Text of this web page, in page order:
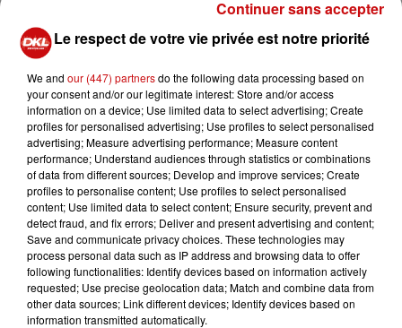
Le 26 novembre 2026 de 20h30 à 23h59
JEANFI JANSSENS FESTIVAL DE L'HUMOUR
COLMAR
Le respect de votre vie privée est notre priorité
We and our (447) partnersdo the following data processing based on
your consent and/or our legitimate interest: Store and/or access
information on a device; Use limited data to select advertising; Create
profiles for personalised advertising; Use profiles to select personalised
advertising; Measure advertising performance; Measure content
performance; Understand audiences through statistics or combinations
of data from different sources; Develop and improve services; Create
profiles to personalise content; Use profiles to select personalised
content; Use limited data to select content; Ensure security, prevent and
detect fraud, and fix errors; Deliver and present advertising and content;
Save and communicate privacy choices. These technologies may
process personal data such as IP address and browsing data to offer
following functionalities: Identify devices based on information actively
requested; Use precise geolocation data; Match and combine data from
other data sources; Link different devices; Identify devices based on
information transmitted automatically.
Continuer sans accepter